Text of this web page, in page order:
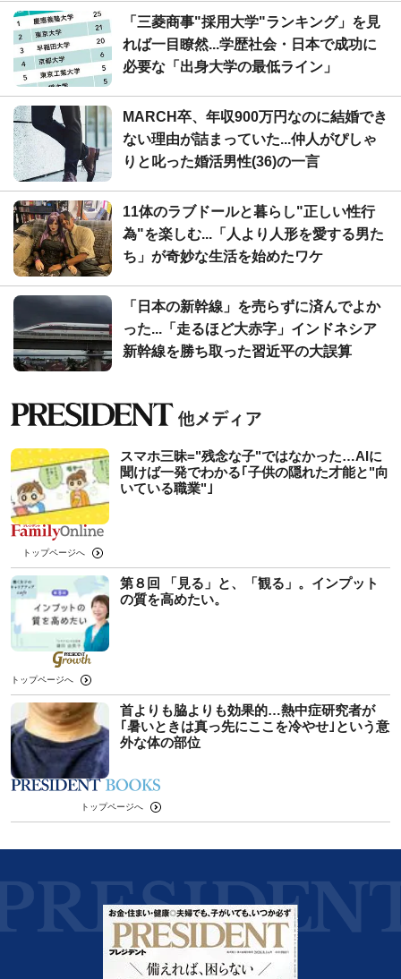
「三菱商事"採用大学"ランキング」を見
れば一目瞭然...学歴社会・日本で成功に
必要な「出身大学の最低ライン」
MARCH卒、年収900万円なのに結婚でき
ない理由が詰まっていた...仲人がぴしゃ
りと叱った婚活男性(36)の一言
11体のラブドールと暮らし"正しい性行
為"を楽しむ...「人より人形を愛する男た
ち」が奇妙な生活を始めたワケ
「日本の新幹線」を売らずに済んでよか
った...「走るほど大赤字」インドネシア
新幹線を勝ち取った習近平の大誤算
スマホ三昧="残念な子"ではなかった…AIに
聞けば一発でわかる｢子供の隠れた才能と"向
いている職業"｣
トップページへ
第８回 「見る」と、「観る」。インプット
の質を高めたい。
トップページへ
首よりも脇よりも効果的…熱中症研究者が
｢暑いときは真っ先にここを冷やせ｣という意
外な体の部位
トップページへ